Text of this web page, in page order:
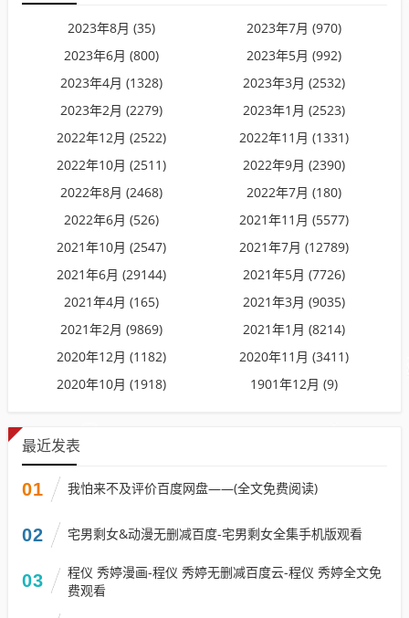
2023年8月 (35)
2023年7月 (970)
2023年6月 (800)
2023年5月 (992)
2023年4月 (1328)
2023年3月 (2532)
2023年2月 (2279)
2023年1月 (2523)
2022年12月 (2522)
2022年11月 (1331)
2022年10月 (2511)
2022年9月 (2390)
2022年8月 (2468)
2022年7月 (180)
2022年6月 (526)
2021年11月 (5577)
2021年10月 (2547)
2021年7月 (12789)
2021年6月 (29144)
2021年5月 (7726)
2021年4月 (165)
2021年3月 (9035)
2021年2月 (9869)
2021年1月 (8214)
2020年12月 (1182)
2020年11月 (3411)
2020年10月 (1918)
1901年12月 (9)
最近发表
01 我怕来不及评价百度网盘——(全文免费阅读)
02 宅男剩女&动漫无删减百度-宅男剩女全集手机版观看
03
程仪 秀婷漫画-程仪 秀婷无删减百度云-程仪 秀婷全文免
费观看